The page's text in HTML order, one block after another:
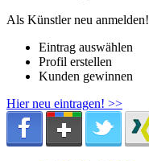
Als Künstler neu anmelden!
Eintrag auswählen
Profil erstellen
Kunden gewinnen
Hier neu eintragen! >>